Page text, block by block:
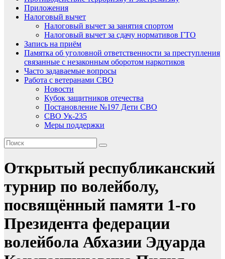
Приложения
Налоговый вычет
Налоговый вычет за занятия спортом
Налоговый вычет за сдачу нормативов ГТО
Запись на приём
Памятка об уголовной ответственности за преступления
связанные с незаконным оборотом наркотиков
Часто задаваемые вопросы
Работа с ветеранами СВО
Новости
Кубок защитников отечества
Постановление №197 Дети СВО
СВО Ук-235
Меры поддержки
Открытый республиканский
турнир по волейболу,
посвящённый памяти 1-го
Президента федерации
волейбола Абхазии Эдуарда